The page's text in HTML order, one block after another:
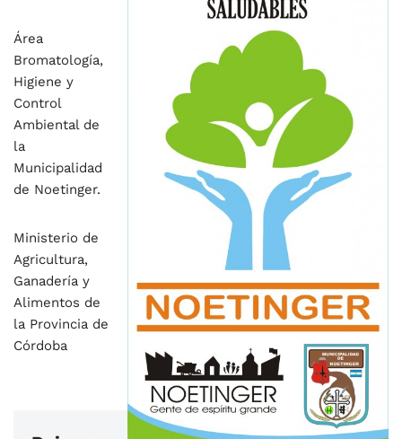
Área
Bromatología,
Higiene y
Control
Ambiental de
la
Municipalidad
de Noetinger.
Ministerio de
Agricultura,
Ganadería y
Alimentos de
la Provincia de
Córdoba